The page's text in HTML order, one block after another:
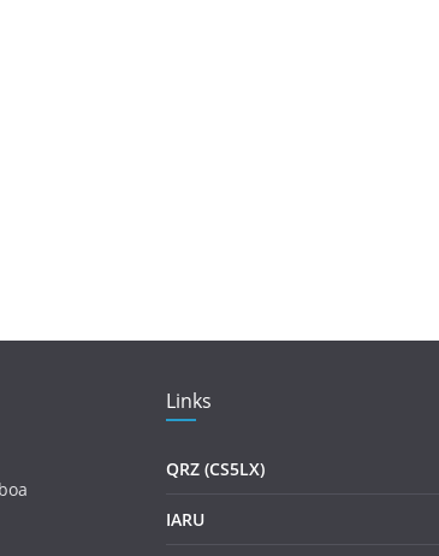
Links
QRZ (CS5LX)
IARU